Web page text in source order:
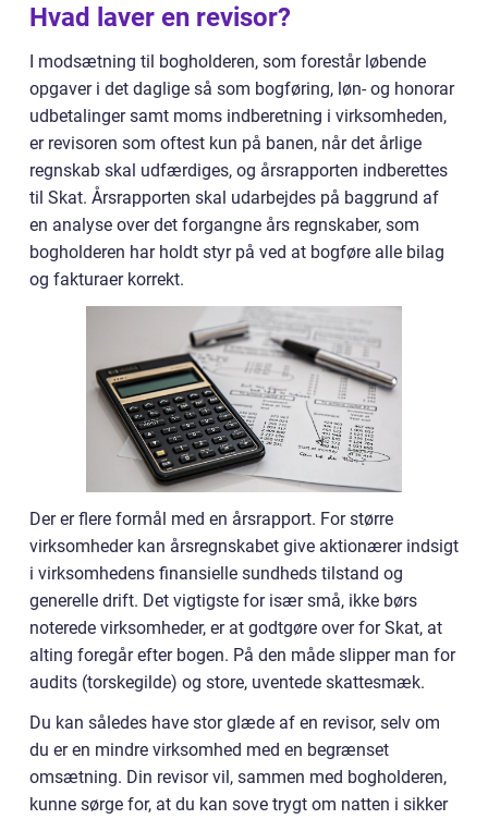
Hvad laver en revisor?
I modsætning til bogholderen, som forestår løbende
opgaver i det daglige så som bogføring, løn- og honorar
udbetalinger samt moms indberetning i virksomheden,
er revisoren som oftest kun på banen, når det årlige
regnskab skal udfærdiges, og årsrapporten indberettes
til Skat. Årsrapporten skal udarbejdes på baggrund af
en analyse over det forgangne års regnskaber, som
bogholderen har holdt styr på ved at bogføre alle bilag
og fakturaer korrekt.
Der er flere formål med en årsrapport. For større
virksomheder kan årsregnskabet give aktionærer indsigt
i virksomhedens finansielle sundheds tilstand og
generelle drift. Det vigtigste for især små, ikke børs
noterede virksomheder, er at godtgøre over for Skat, at
alting foregår efter bogen. På den måde slipper man for
audits (torskegilde) og store, uventede skattesmæk.
Du kan således have stor glæde af en revisor, selv om
du er en mindre virksomhed med en begrænset
omsætning. Din revisor vil, sammen med bogholderen,
kunne sørge for, at du kan sove trygt om natten i sikker